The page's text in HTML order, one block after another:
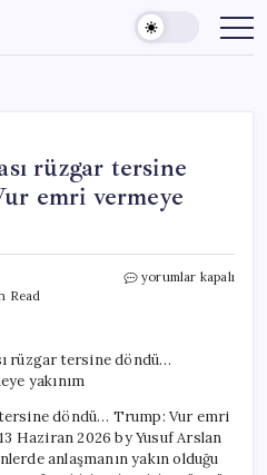
rüzgar tersine
emri vermeye
Read
Apache
tersine
döndü…
emri
vermeye
yakınım
yorumlar kapalı
döndü… Trump: Vur emri
Haziran 2026 by Yusuf Arslan
anlaşmanın yakın olduğu